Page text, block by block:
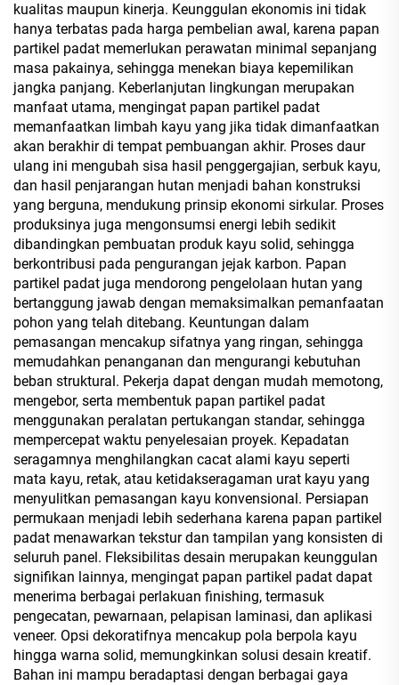
kualitas maupun kinerja. Keunggulan ekonomis ini tidak
hanya terbatas pada harga pembelian awal, karena papan
partikel padat memerlukan perawatan minimal sepanjang
masa pakainya, sehingga menekan biaya kepemilikan
jangka panjang. Keberlanjutan lingkungan merupakan
manfaat utama, mengingat papan partikel padat
memanfaatkan limbah kayu yang jika tidak dimanfaatkan
akan berakhir di tempat pembuangan akhir. Proses daur
ulang ini mengubah sisa hasil penggergajian, serbuk kayu,
dan hasil penjarangan hutan menjadi bahan konstruksi
yang berguna, mendukung prinsip ekonomi sirkular. Proses
produksinya juga mengonsumsi energi lebih sedikit
dibandingkan pembuatan produk kayu solid, sehingga
berkontribusi pada pengurangan jejak karbon. Papan
partikel padat juga mendorong pengelolaan hutan yang
bertanggung jawab dengan memaksimalkan pemanfaatan
pohon yang telah ditebang. Keuntungan dalam
pemasangan mencakup sifatnya yang ringan, sehingga
memudahkan penanganan dan mengurangi kebutuhan
beban struktural. Pekerja dapat dengan mudah memotong,
mengebor, serta membentuk papan partikel padat
menggunakan peralatan pertukangan standar, sehingga
mempercepat waktu penyelesaian proyek. Kepadatan
seragamnya menghilangkan cacat alami kayu seperti
mata kayu, retak, atau ketidakseragaman urat kayu yang
menyulitkan pemasangan kayu konvensional. Persiapan
permukaan menjadi lebih sederhana karena papan partikel
padat menawarkan tekstur dan tampilan yang konsisten di
seluruh panel. Fleksibilitas desain merupakan keunggulan
signifikan lainnya, mengingat papan partikel padat dapat
menerima berbagai perlakuan finishing, termasuk
pengecatan, pewarnaan, pelapisan laminasi, dan aplikasi
veneer. Opsi dekoratifnya mencakup pola berpola kayu
hingga warna solid, memungkinkan solusi desain kreatif.
Bahan ini mampu beradaptasi dengan berbagai gaya